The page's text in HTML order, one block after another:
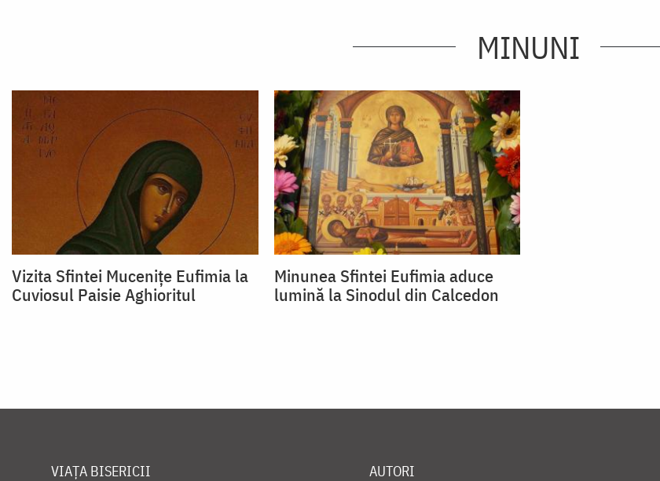
MINUNI
Vizita Sfintei Mucenițe Eufimia la
Cuviosul Paisie Aghioritul
Minunea Sfintei Eufimia aduce
lumină la Sinodul din Calcedon
VIAȚA BISERICII
AUTORI